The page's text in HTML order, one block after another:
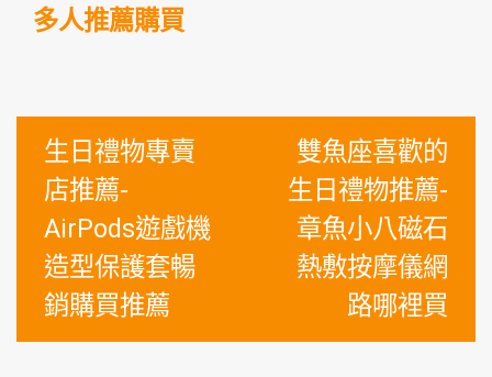
多人推薦購買
章
導
覽
生日禮物專賣
店推薦-
AirPods遊戲機
造型保護套暢
銷購買推薦
雙魚座喜歡的
生日禮物推薦-
章魚小八磁石
熱敷按摩儀網
路哪裡買